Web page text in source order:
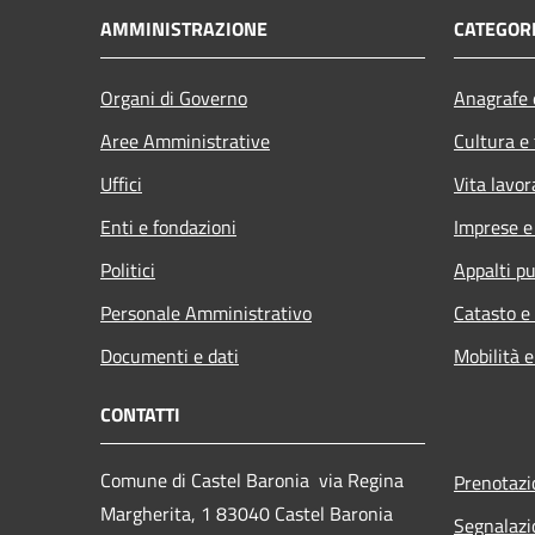
AMMINISTRAZIONE
Organi di Governo
Aree Amministrative
Uffici
Enti e fondazioni
Politici
Personale Amministrativo
Documenti e dati
Cultura
Vita
Imprese
Appalti
Catasto
Mobilità
CONTATTI
Comune di Castel Baronia via Regina
Margherita, 1 83040 Castel Baronia